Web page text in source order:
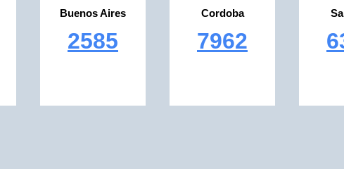
Buenos Aires
2585
Cordoba
7962